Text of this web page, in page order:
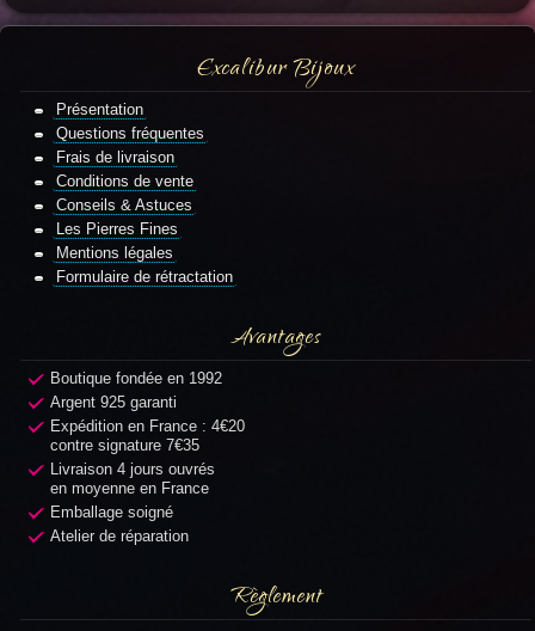
Excalibur Bijoux
Présentation
Questions fréquentes
Frais de livraison
Conditions de vente
Conseils & Astuces
Les Pierres Fines
Mentions légales
Formulaire de rétractation
Avantages
Boutique fondée en 1992
Argent 925 garanti
Expédition en France : 4€20
contre signature 7€35
Livraison 4 jours ouvrés
en moyenne en France
Emballage soigné
Atelier de réparation
Règlement